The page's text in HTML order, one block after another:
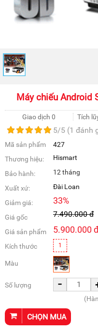
Máy chiếu Android
Giao dịch 0 Tích
5/5 (1 đánh
Mã sản phẩm
427
Thương hiệu:
Hismart
Bảo hành: 12 tháng
Xuất xứ: Đài Loan
Giảm giá: 33%
Giá gốc 7.490.000 đ
Giá sản phẩm 5.900.000 đ
Kích thước 1
Màu
Số lượng -
CHỌN MUA